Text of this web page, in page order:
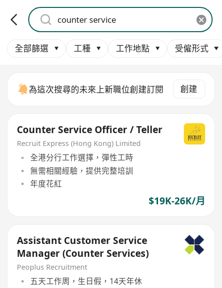
全部篩選 工種 工作地點 受僱形式
為這次搜尋的未來上新職位創建訂閱 創建
Counter Service Officer / Teller
Recruit Express (Hong Kong) Limited
全港分行工作選擇，彈性工時
無需相關經驗，提供完整培訓
年度花紅
$19K-26K/月
Assistant Customer Service
Manager (Counter Services)
Peoplus Recruitment
五天工作周，生日假，14天年休